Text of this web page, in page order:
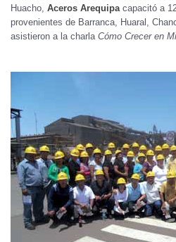
Huacho, Aceros Arequipacapacitó a
provenientes de Barranca, Huaral,
asistieron a la charla Cómo Crecer en